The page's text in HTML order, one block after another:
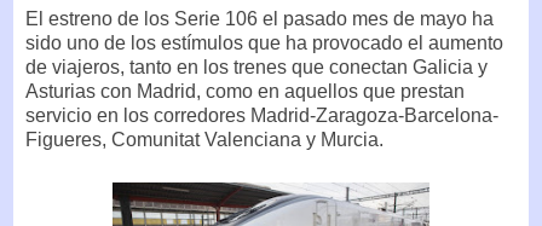
El estreno de los Serie 106 el pasado mes de mayo ha
sido uno de los estímulos que ha provocado el aumento
de viajeros, tanto en los trenes que conectan Galicia y
Asturias con Madrid, como en aquellos que prestan
servicio en los corredores Madrid-Zaragoza-Barcelona-
Figueres, Comunitat Valenciana y Murcia.